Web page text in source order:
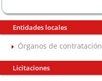
Entidades locales
Órganos de contratación
Licitaciones